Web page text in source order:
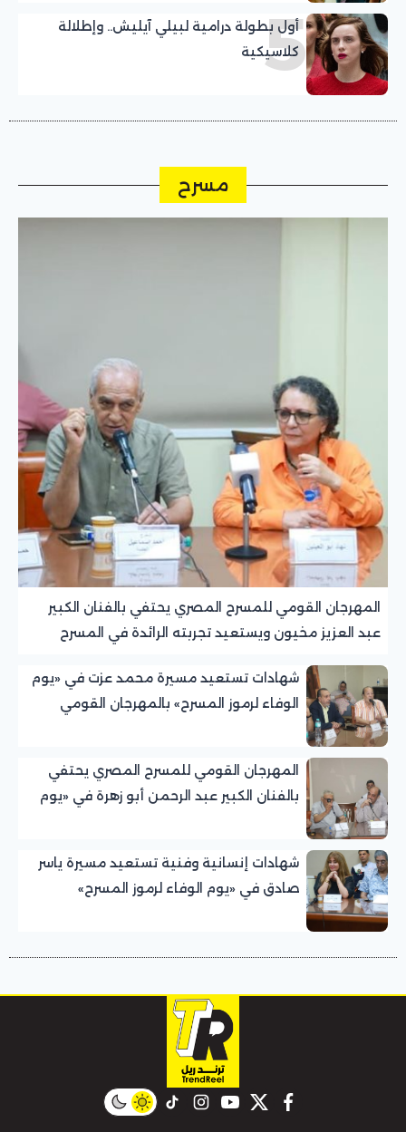
5
أول بطولة درامية لبيلي آيليش.. وإطلالة
كلاسيكية
مسرح
المهرجان القومي للمسرح المصري يحتفي بالفنان الكبير
عبد العزيز مخيون ويستعيد تجربته الرائدة في المسرح
شهادات تستعيد مسيرة محمد عزت في «يوم
الوفاء لرموز المسرح» بالمهرجان القومي
المهرجان القومي للمسرح المصري يحتفي
بالفنان الكبير عبد الرحمن أبو زهرة في «يوم
شهادات إنسانية وفنية تستعيد مسيرة ياسر
صادق في «يوم الوفاء لرموز المسرح»
facebook
twitter
youtube
instagram
tiktok